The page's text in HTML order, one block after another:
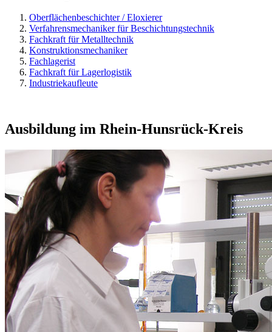
Oberflächenbeschichter / Eloxierer
Verfahrensmechaniker für Beschichtungstechnik
Fachkraft für Metalltechnik
Konstruktionsmechaniker
Fachlagerist
Fachkraft für Lagerlogistik
Industriekaufleute
Ausbildung im Rhein-Hunsrück-Kreis